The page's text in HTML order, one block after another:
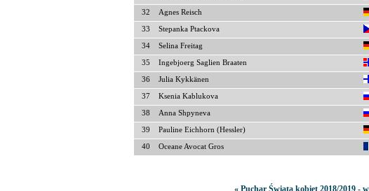
32 Agnes Reisch
33 Stepanka Ptackova
34 Selina Freitag
35 Ingebjoerg Saglien Braaten
36 Julia Kykkänen
37 Ksenia Kablukova
38 Anna Shpyneva
39 Pauline Eichhorn (Hessler)
40 Oceane Avocat Gros
« Puchar Świata kobiet 2018/2019 -